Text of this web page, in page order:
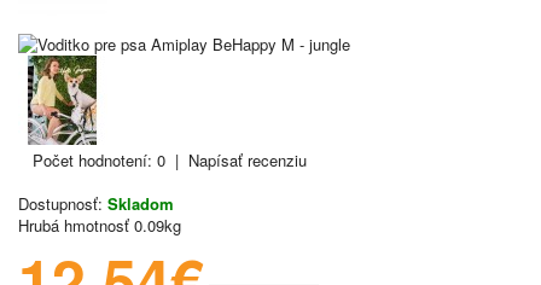
Počet hodnotení: 0 | Napísať recenziu
Dostupnosť: Skladom
Hrubá hmotnosť 0.09kg